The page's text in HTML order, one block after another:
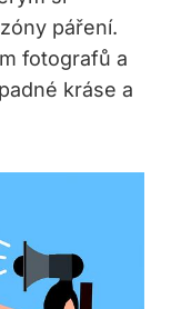
páření.‌
fotografů a
kráse a